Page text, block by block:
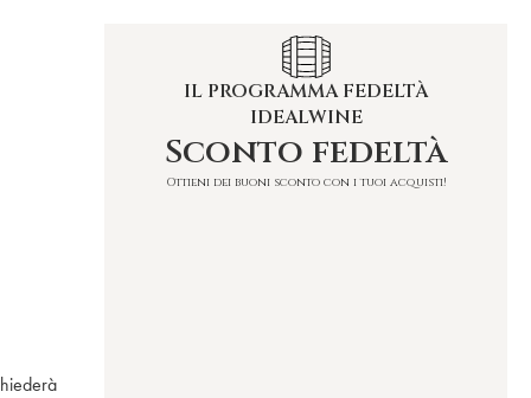
IL PROGRAMMA FEDELTÀ
IDEALWINE
Sconto fedeltà
Ottieni dei buoni sconto con i tuoi acquisti!